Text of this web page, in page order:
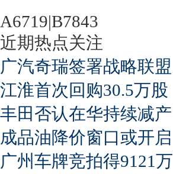
A6719|B7843
近期热点关注
广汽奇瑞签署战略联盟
江淮首次回购30.5万股
丰田否认在华持续减产
成品油降价窗口或开启
广州车牌竞拍得9121万